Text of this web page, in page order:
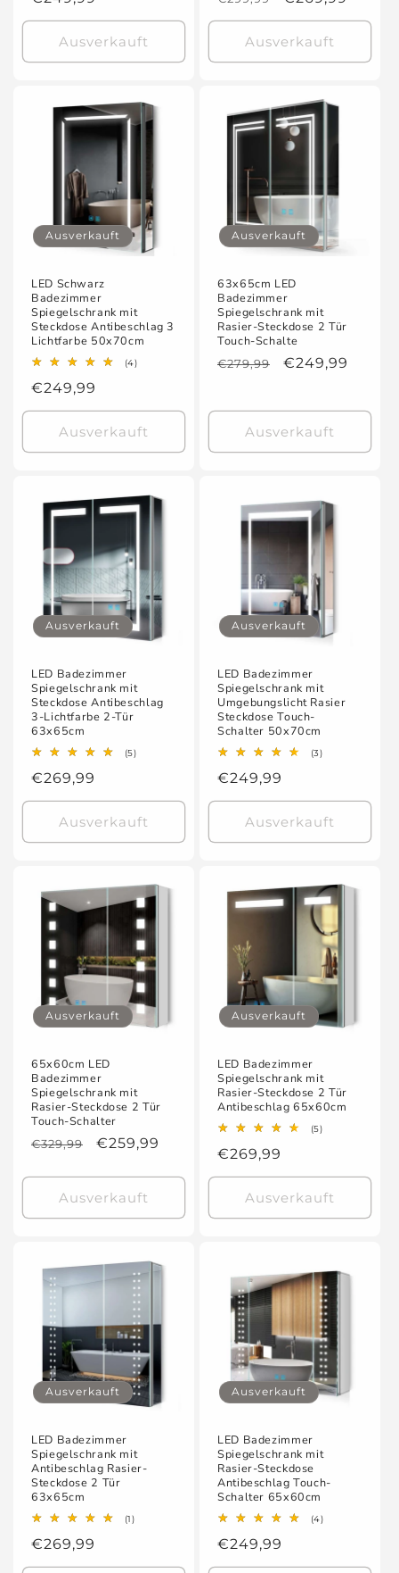
Preis
Ausverkauft
Preis
Ausverkauft
Ausverkauft
LED Schwarz
Badezimmer
Spiegelschrank mit
Steckdose Antibeschlag 3
Lichtfarbe 50x70cm
(4)4
Normaler
Preis
€249,99
Ausverkauft
Ausverkauft
63x65cm LED
Badezimmer
Spiegelschrank mit
Rasier-Steckdose 2 Tür
Touch-Schalte
Normaler
€279,99 Verkaufspreis
€249,99
Ausverkauft
Ausverkauft
LED Badezimmer
Spiegelschrank mit
Steckdose Antibeschlag
3-Lichtfarbe 2-Tür
63x65cm
(5)5
Normaler
Preis
€269,99
Ausverkauft
Ausverkauft
LED Badezimmer
Spiegelschrank mit
Umgebungslicht Rasier
Steckdose Touch-
Schalter 50x70cm
(3)3
Normaler
Preis
€249,99
Ausverkauft
Ausverkauft
65x60cm LED
Badezimmer
Spiegelschrank mit
Rasier-Steckdose 2 Tür
Touch-Schalter
Normaler
€329,99 Verkaufspreis
€259,99
Ausverkauft
Ausverkauft
LED Badezimmer
Spiegelschrank mit
Rasier-Steckdose 2 Tür
Antibeschlag 65x60cm
(5)5
Normaler
Preis
€269,99
Ausverkauft
Ausverkauft
LED Badezimmer
Spiegelschrank mit
Antibeschlag Rasier-
Steckdose 2 Tür
63x65cm
(1)1
Normaler
Preis
€269,99
Ausverkauft
LED Badezimmer
Spiegelschrank mit
Rasier-Steckdose
Antibeschlag Touch-
Schalter 65x60cm
(4)4
Normaler
Preis
€249,99